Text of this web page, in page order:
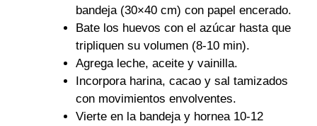
bandeja (30×40 cm) con papel encerado.
Bate los huevos con el azúcar hasta que
tripliquen su volumen (8-10 min).
Agrega leche, aceite y vainilla.
Incorpora harina, cacao y sal tamizados
con movimientos envolventes.
Vierte en la bandeja y hornea 10-12